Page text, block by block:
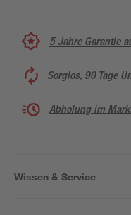
5 Jahre Garantie
Sorglos, 90 Tage
Abholung im
Wissen & Service